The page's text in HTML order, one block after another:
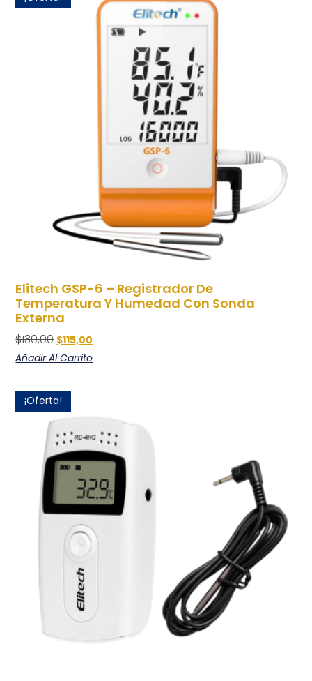
Elitech GSP-6 – Registrador De
Temperatura Y Humedad Con Sonda
Externa
$130,00 $115,00
Añadir Al Carrito
¡Oferta!